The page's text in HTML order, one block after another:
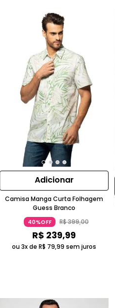
Adicionar
Camisa Manga Curta Folhagem
Guess Branco
40%OFF R$399,00
R$ 239,99
ou 3x deR$ 79,99 sem juros